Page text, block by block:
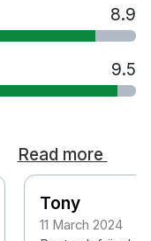
garage finns i
Flygplats
8.9
9.5
Read more
Tony
11 March 2024